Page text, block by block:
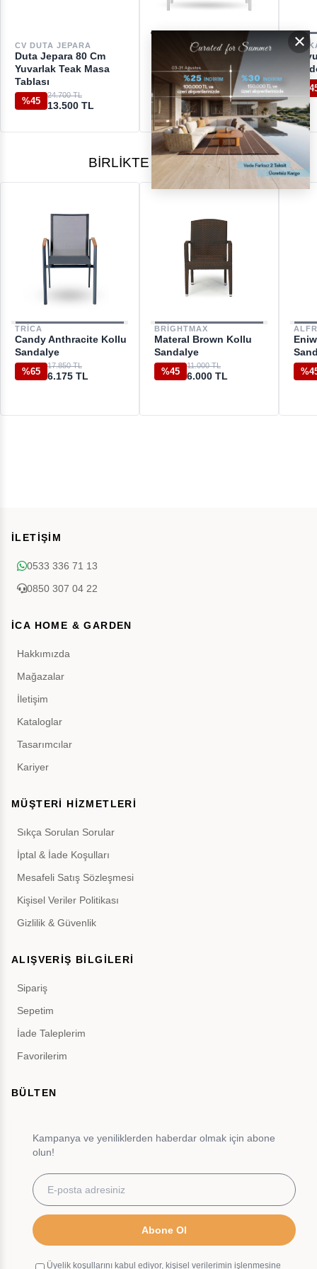
DESTEK
[email protected]
CV DUTA JEPARA
Duta Jepara 80 Cm
Yuvarlak Teak Masa
Tablası
%45
24.700 TL
13.500 TL
Metal White Balkon
Masası
%41
29.100 TL
17.070 TL
CV
BIRLIKTE ALINANLAR
TRICA
Candy Anthracite Kollu
Sandalye
%65
17.850 TL
6.175 TL
BRIGHTMAX
Materal Brown Kollu
Sandalye
%45
11.000 TL
6.000 TL
×
İLETİŞİM
0533 336 71 13
0850 307 04 22
İCA HOME & GARDEN
Hakkımızda
Mağazalar
İletişim
Kataloglar
Tasarımcılar
Kariyer
MÜŞTERİ HİZMETLERİ
Sıkça Sorulan Sorular
İptal & İade Koşulları
Mesafeli Satış Sözleşmesi
Kişisel Veriler Politikası
Gizlilik & Güvenlik
ALIŞVERİŞ BİLGİLERİ
Sipariş
Sepetim
İade Taleplerim
Favorilerim
BÜLTEN
Kampanya ve yeniliklerden haberdar olmak için abone
olun!
Abone Ol
Üyelik koşullarını kabul ediyor, kişisel verilerimin işlenmesine